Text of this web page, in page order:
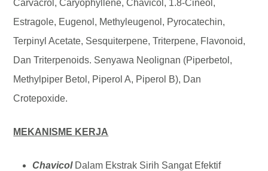
Carvacrol, Caryophyllene, Chavicol, 1.8-Cineol,
Estragole, Eugenol, Methyleugenol, Pyrocatechin,
Terpinyl Acetate, Sesquiterpene, Triterpene, Flavonoid,
Dan Triterpenoids. Senyawa Neolignan (piperbetol,
Methylpiper Betol, Piperol A, Piperol B), Dan
Crotepoxide.
MEKANISME KERJA
ChavicolDalam Ekstrak Sirih Sangat Efektif